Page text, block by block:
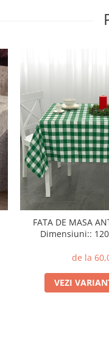
FATA DE MASA
Dimensiuni::
de la
VEZI